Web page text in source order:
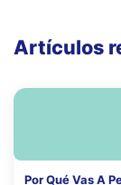
Artículos
Por Qué Vas A